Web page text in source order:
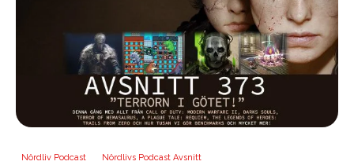
Nördliv Podcast Nördlivs Podcast Avsnitt